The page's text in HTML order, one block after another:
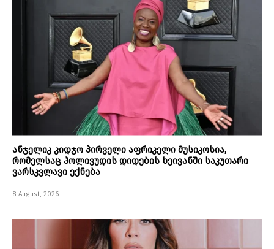
ანჯელიკ კიდჯო პირველი აფრიკელი მუსიკოსია,
რომელსაც ჰოლივუდის დიდების ხეივანში საკუთარი
ვარსკვლავი ექნება
8 August, 2026